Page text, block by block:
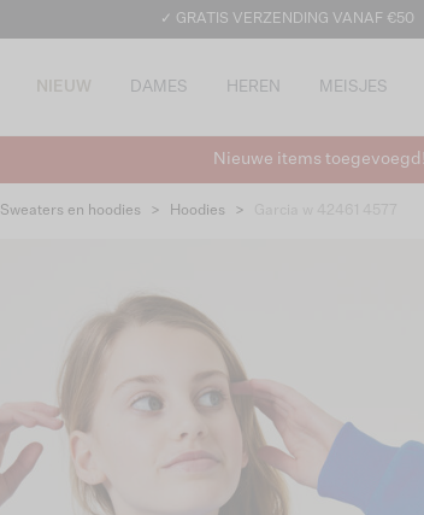
✓ GRATIS VERZENDING VANAF €50
NIEUW DAMES HEREN MEISJES
Nieuwe items
Sweaters en hoodies > Hoodies >